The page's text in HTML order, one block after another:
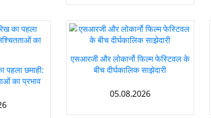
पहला छमाही:
का प्रभाव
एसआरजी और लोकार्नो फिल्म फेस्टिवल के
बीच दीर्घकालिक साझेदारी
05.08.2026